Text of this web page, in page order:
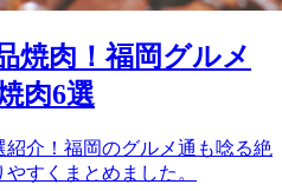
焼肉！福岡グルメ
肉6選
介！福岡のグルメ通も唸る絶
すくまとめました。